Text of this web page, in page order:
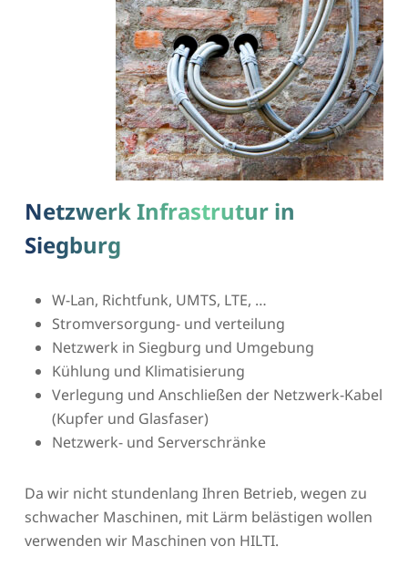
Netzwerk Infrastrutur in
Siegburg
W-Lan, Richtfunk, UMTS, LTE, …
Stromversorgung- und verteilung
Netzwerk in Siegburg und Umgebung
Kühlung und Klimatisierung
Verlegung und Anschließen der Netzwerk-Kabel
(Kupfer und Glasfaser)
Netzwerk- und Serverschränke
Da wir nicht stundenlang Ihren Betrieb, wegen zu
schwacher Maschinen, mit Lärm belästigen wollen
verwenden wir Maschinen von HILTI.